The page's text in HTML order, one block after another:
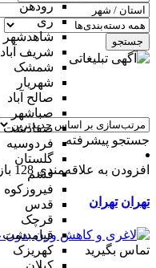
رودهن
ری
شاهدشهر
شریف آباد
شمشک
شهریار
صالح آباد
صباشهر
صفادشت
فردوسیه
گلستان
فشم
فیروزکوه
قدس
قرچک
قیامدشت
کهریزک
جستجو
جستجو پیشرفته
افزودن به علاقه‌مندی 128 بازدید
تهران تهران
تماس بگیرید